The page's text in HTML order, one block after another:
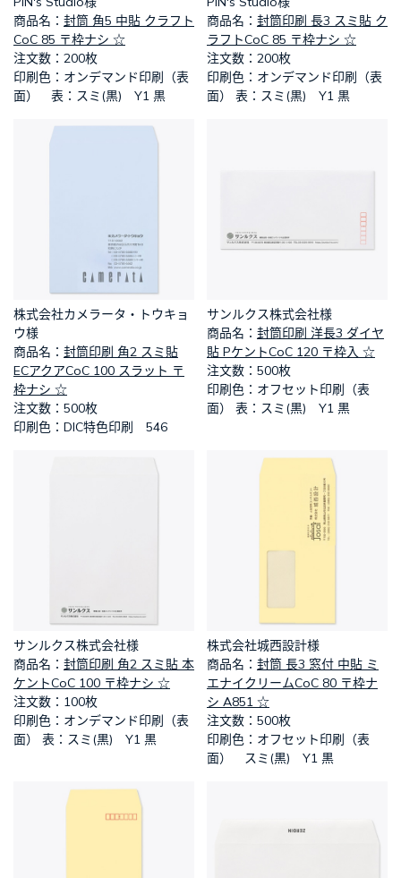
​商品名： 封筒 角5 中貼 クラフト
CoC 85 〒枠ナシ ☆
​注文数：200枚
​印刷色：オンデマンド印刷（表
面） 表：スミ(黒) Y1 黒
​商品名： 封筒印刷 長3 スミ貼 ク
ラフトCoC 85 〒枠ナシ ☆
​注文数：200枚
​印刷色：オンデマンド印刷（表
面） 表：スミ(黒) Y1 黒
株式会社カメラータ・トウキョ
ウ様
​商品名： 封筒印刷 角2 スミ貼
ECアクアCoC 100 スラット 〒
枠ナシ ☆
​注文数：500枚
​印刷色：DIC特色印刷 546
サンルクス株式会社様
​商品名： 封筒印刷 洋長3 ダイヤ
貼 PケントCoC 120 〒枠入 ☆
​注文数：500枚
​印刷色：オフセット印刷（表
面） 表：スミ(黒) Y1 黒
サンルクス株式会社様
​商品名： 封筒印刷 角2 スミ貼 本
ケントCoC 100 〒枠ナシ ☆
​注文数：100枚
​印刷色：オンデマンド印刷（表
面） 表：スミ(黒) Y1 黒
株式会社城西設計様
​商品名： 封筒 長3 窓付 中貼 ミ
エナイクリームCoC 80 〒枠ナ
シ A851 ☆
​注文数：500枚
​印刷色：オフセット印刷（表
面） スミ(黒) Y1 黒